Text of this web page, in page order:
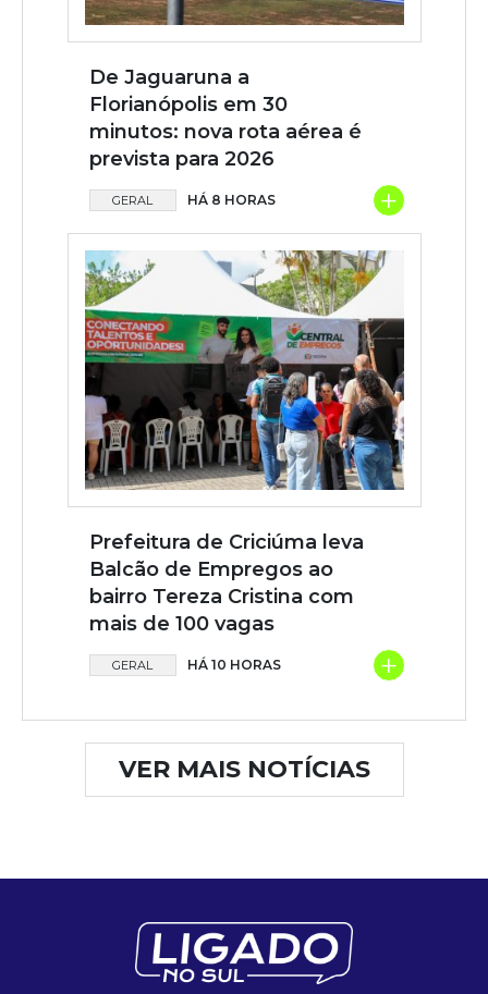
De Jaguaruna a
Florianópolis em 30
minutos: nova rota aérea é
prevista para 2026
GERAL HÁ 8 HORAS +
Prefeitura de Criciúma leva
Balcão de Empregos ao
bairro Tereza Cristina com
mais de 100 vagas
GERAL HÁ 10 HORAS +
VER MAIS NOTÍCIAS